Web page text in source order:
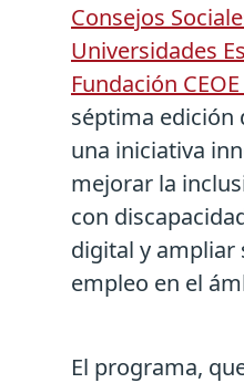
Consejos
Universidades
Fundación
séptima edición
una iniciativa
mejorar la
con
digital y ampliar
empleo en el
El programa,